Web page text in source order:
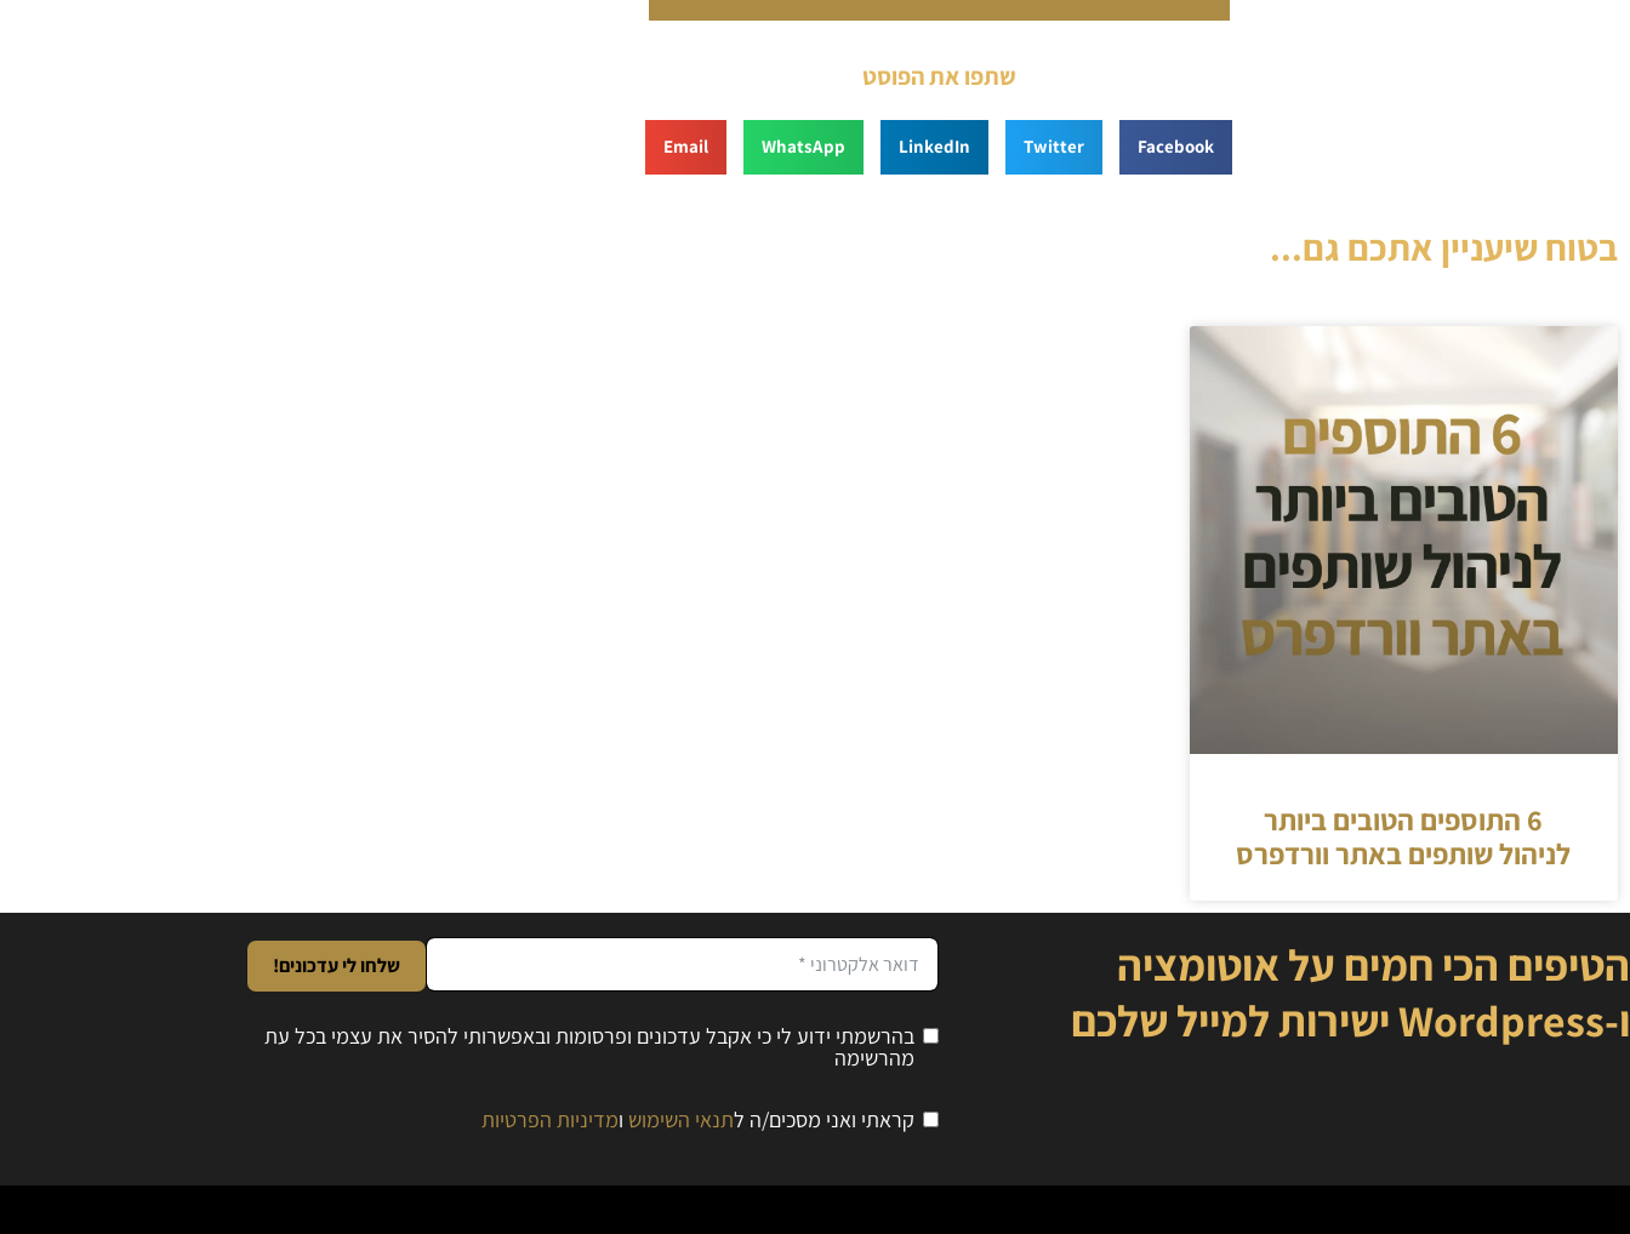
שתפו את הפוסט
Facebook
Twitter
LinkedIn
WhatsApp
Email
בטוח שיעניין אתכם גם...
6 התוספים הטובים ביותר
לניהול שותפים באתר וורדפרס
הטיפים הכי חמים על אוטומציה
ו-Wordpress ישירות למייל שלכם
שלחו לי עדכונים!
בהרשמתי ידוע לי כי אקבל עדכונים ופרסומות ובאפשרותי להסיר את עצמי בכל עת
מהרשימה
קראתי ואני מסכים/ה לתנאי השימוש ומדיניות הפרטיות